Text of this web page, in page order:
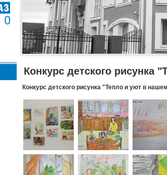
Конкурс детского
Конкурс детского рисунка "Тепло и уют в